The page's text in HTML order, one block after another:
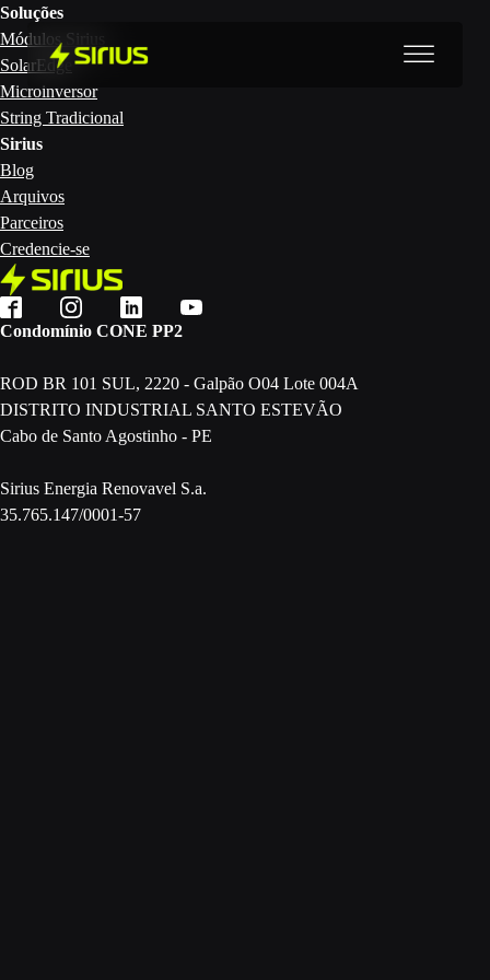
Condomínio CONE PP2
ROD BR 101 SUL, 2220 - Galpão O04 Lote 004A
DISTRITO INDUSTRIAL SANTO ESTEVÃO
Cabo de Santo Agostinho - PE
Sirius Energia Renovavel S.a.
35.765.147/0001-57
Sirius
Blog
Arquivos
Parceiros
Credencie-se
Soluções
Módulos Sirius
SolarEdge
Microinversor
String Tradicional